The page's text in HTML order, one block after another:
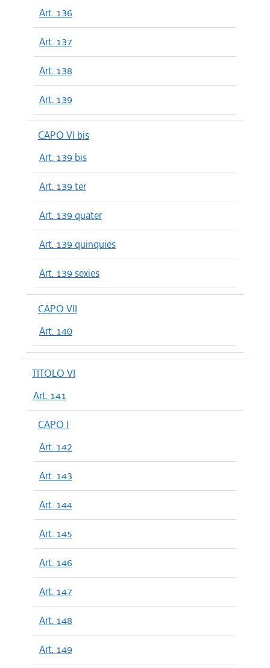
Art. 136
Art. 137
Art. 138
Art. 139
CAPO VI bis
Art. 139 bis
Art. 139 ter
Art. 139 quater
Art. 139 quinquies
Art. 139 sexies
CAPO VII
Art. 140
TITOLO VI
Art. 141
CAPO I
Art. 142
Art. 143
Art. 144
Art. 145
Art. 146
Art. 147
Art. 148
Art. 149